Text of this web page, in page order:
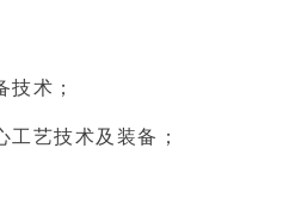
术；
艺技术及装备；